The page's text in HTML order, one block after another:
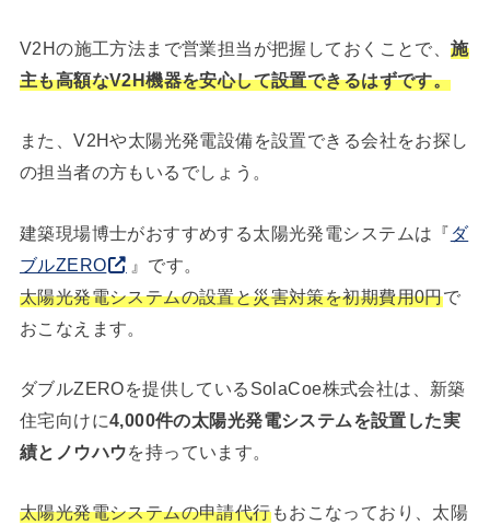
V2Hの施工方法まで営業担当が把握しておくことで、施
主も高額なV2H機器を安心して設置できるはずです。
また、V2Hや太陽光発電設備を設置できる会社をお探し
の担当者の方もいるでしょう。
建築現場博士がおすすめする太陽光発電システムは『 ダ
ブルZERO
』です。
太陽光発電システムの設置と災害対策を初期費用0円で
おこなえます。
ダブルZEROを提供しているSolaCoe株式会社は、新築
住宅向けに4,000件の太陽光発電システムを設置した実
績とノウハウを持っています。
太陽光発電システムの申請代行もおこなっており、太陽